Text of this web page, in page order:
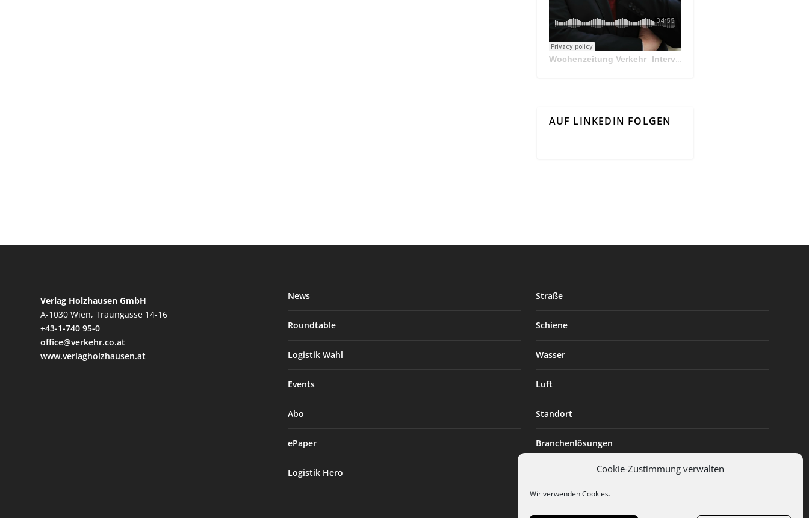
Cookie-Zustimmung verwalten
Wir verwenden Cookies.
Wochenzeitung Verkehr· Interview Mit Andreas Matthä, CEO der ÖBB Holding
AUF LINKEDIN FOLGEN
Verlag Holzhausen GmbH
A-1030 Wien, Traungasse 14-16
+43-1-740 95-0
office@verkehr.co.at
www.verlagholzhausen.at
News
Roundtable
Logistik Wahl
Events
Abo
ePaper
Logistik Hero
Straße
Schiene
Wasser
Luft
Standort
Branchenlösungen